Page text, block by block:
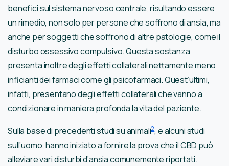
benefici sul sistema nervoso centrale, risultando essere
un rimedio, non solo per persone che soffrono di ansia, ma
anche per soggetti che soffrono di altre patologie, come il
disturbo ossessivo compulsivo. Questa sostanza
presenta inoltre degli effetti collaterali nettamente meno
inficianti dei farmaci come gli psicofarmaci. Quest’ultimi,
infatti, presentano degli effetti collaterali che vanno a
condizionare in maniera profonda la vita del paziente.
Sulla base di precedenti studi su animali2, e alcuni studi
sull’uomo, hanno iniziato a fornire la prova che il CBD può
alleviare vari disturbi d’ansia comunemente riportati.